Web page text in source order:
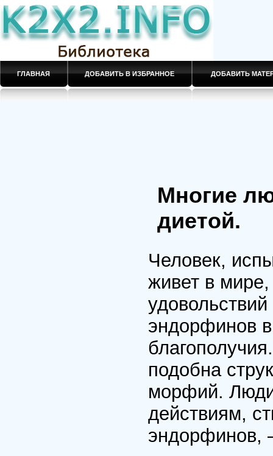
ГЛАВНАЯ ДОБАВИТЬ В ИЗБРАННОЕ ДОБАВИТЬ
Многие
диетой.
Человек,
живет в мире,
эндорфинов
подобна
морфий. Люди
действиям,
эндорфинов,